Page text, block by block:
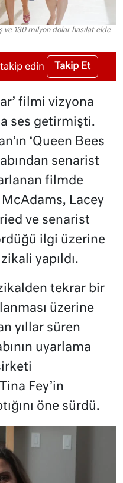
130 milyon dolar hasılat elde
edin Takip Et
filmi vizyona
ses getirmişti.
‘Queen Bees
senarist
filmde
Lacey
ve senarist
ilgi üzerine
yapıldı.
tekrar bir
üzerine
yıllar süren
uyarlama
Fey’in
öne sürdü.